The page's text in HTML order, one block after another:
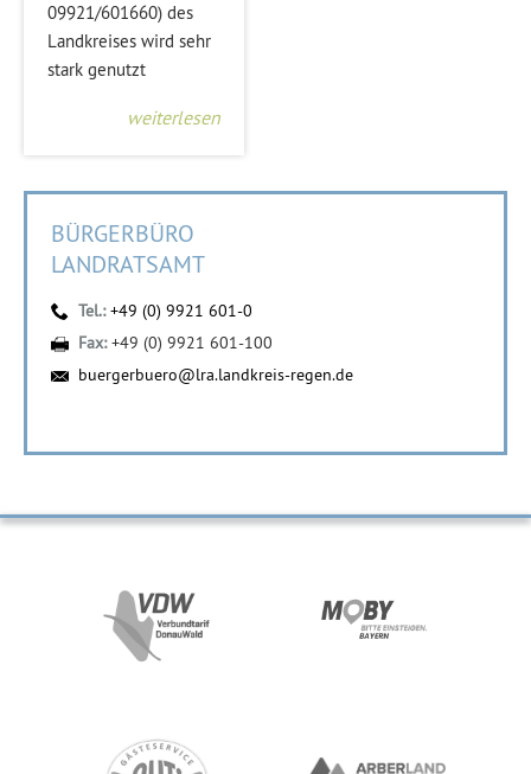
09921/601660) des
Landkreises wird sehr
stark genutzt
weiterlesen
BÜRGERBÜRO
LANDRATSAMT
Tel.:+49 (0) 9921 601-0
Fax:+49 (0) 9921 601-100
buergerbuero@lra.landkreis-regen.de